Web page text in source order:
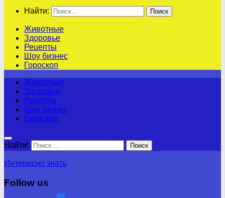
Найти:
Животные
Здоровье
Рецепты
Шоу бизнес
Гороскоп
Животные
Здоровье
Рецепты
Шоу бизнес
Гороскоп
Найти:
Интересно знать
Follow us